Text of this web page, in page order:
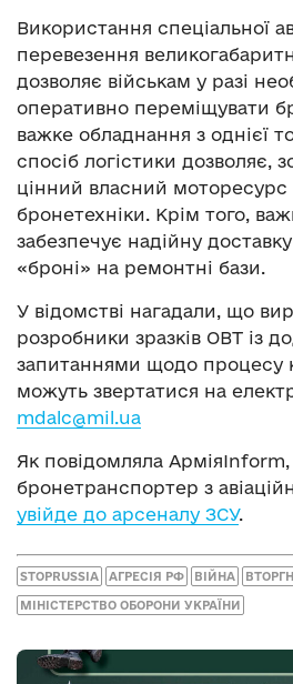
Використання спеціальної
перевезення
дозволяє військам у разі
оперативно переміщувати
важке обладнання з однієї
спосіб логістики дозволяє,
цінний власний моторесурс
бронетехніки. Крім того,
забезпечує надійну
«броні» на ремонтні бази.
У відомстві нагадали, що
розробники зразків ОВТ із
запитаннями щодо процесу
можуть звертатися на
mdalc@mil.ua
Як повідомляла
бронетранспортер з
увійде до арсеналу ЗСУ.
STOPRUSSIA АГРЕСІЯ РФ ВІЙНА
МІНІСТЕРСТВО ОБОРОНИ УКРАЇНИ